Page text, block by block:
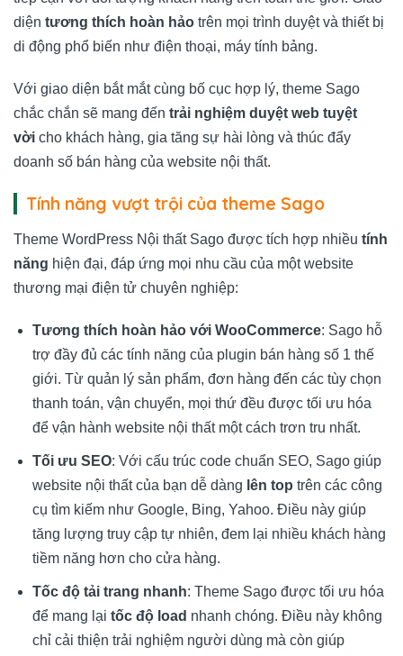
diện tương thích hoàn hảo trên mọi trình duyệt và thiết bị
di động phổ biến như điện thoại, máy tính bảng.
Với giao diện bắt mắt cùng bố cục hợp lý, theme Sago
chắc chắn sẽ mang đến trải nghiệm duyệt web tuyệt
vời cho khách hàng, gia tăng sự hài lòng và thúc đẩy
doanh số bán hàng của website nội thất.
Tính năng vượt trội của theme Sago
Theme WordPress Nội thất Sago được tích hợp nhiều tính
năng hiện đại, đáp ứng mọi nhu cầu của một website
thương mại điện tử chuyên nghiệp:
Tương thích hoàn hảo với WooCommerce: Sago hỗ
trợ đầy đủ các tính năng của plugin bán hàng số 1 thế
giới. Từ quản lý sản phẩm, đơn hàng đến các tùy chọn
thanh toán, vận chuyển, mọi thứ đều được tối ưu hóa
để vận hành website nội thất một cách trơn tru nhất.
Tối ưu SEO: Với cấu trúc code chuẩn SEO, Sago giúp
website nội thất của bạn dễ dàng lên top trên các công
cụ tìm kiếm như Google, Bing, Yahoo. Điều này giúp
tăng lượng truy cập tự nhiên, đem lại nhiều khách hàng
tiềm năng hơn cho cửa hàng.
Tốc độ tải trang nhanh: Theme Sago được tối ưu hóa
để mang lại tốc độ load nhanh chóng. Điều này không
chỉ cải thiện trải nghiệm người dùng mà còn giúp